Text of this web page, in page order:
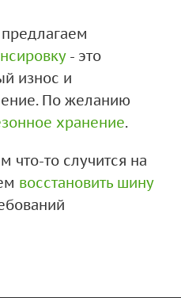
- это
износ и
По желанию
хранение.
что-то случится на
восстановить шину